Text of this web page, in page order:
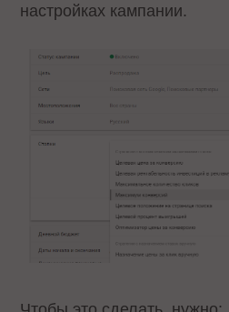
настройках кампании.